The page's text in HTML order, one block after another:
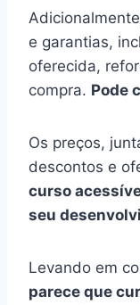
e garantias,
oferecida,
compra. Pode
Os preços,
descontos e
curso
seu
Levando em
parece que